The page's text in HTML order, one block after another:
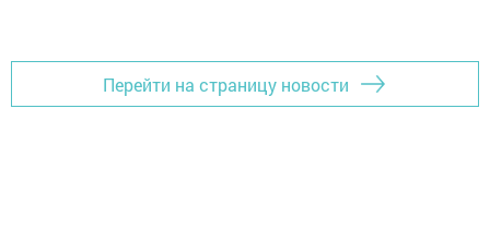
Перейти на страницу новости